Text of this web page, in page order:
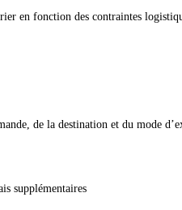
en fonction des contraintes
de la destination et du mode
supplémentaires